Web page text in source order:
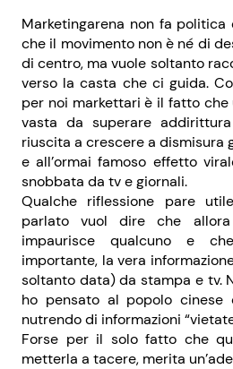
Marketingarena non fa
che il movimento non è né di
di centro, ma vuole soltanto
verso la casta che ci guida.
per noi markettari è il fatto che
vasta da superare
riuscita a crescere a dismisura
e all’ormai famoso effetto
snobbata da tv e giornali.
Qualche riflessione pare
parlato vuol dire che
impaurisce qualcuno e
importante, la vera
soltanto data) da stampa e tv.
ho pensato al popolo cinese
nutrendo di informazioni
Forse per il solo fatto che
metterla a tacere, merita